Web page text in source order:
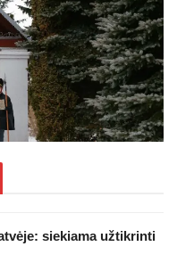
siekiama užtikrinti